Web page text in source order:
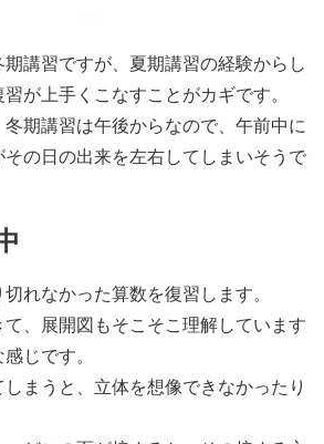
講習ですが、夏期講習の経験からし
が上手くこなすことがカギです。
期講習は午後からなので、午前中に
の日の出来を左右してしまいそうで
れなかった算数を復習します。
、展開図もそこそこ理解しています
じです。
まうと、立体を想像できなかったり